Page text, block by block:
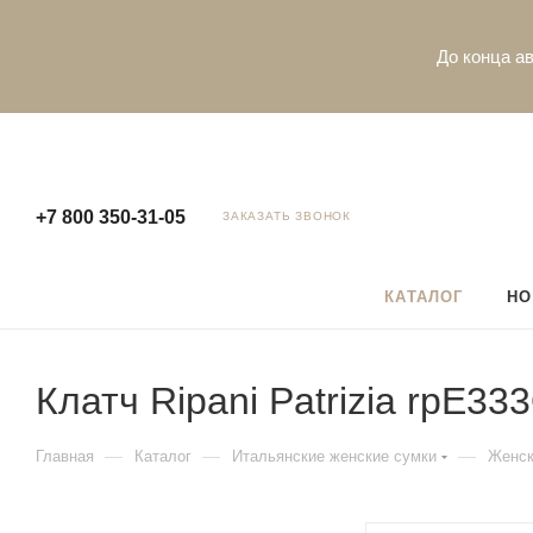
До конца
+7 800 350-31-05 ЗАКАЗАТЬ ЗВОНОК
КАТАЛОГ
Клатч Ripani Patrizia
Главная — Каталог — Итальянские женские сумки —